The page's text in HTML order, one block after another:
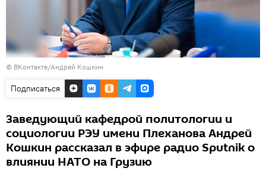
© ВКонтакте/Андрей Кошкин
Подписаться
Заведующий кафедрой политологии и
социологии РЭУ имени Плеханова Андрей
Кошкин рассказал в эфире радио Sputnik о
влиянии НАТО на Грузию